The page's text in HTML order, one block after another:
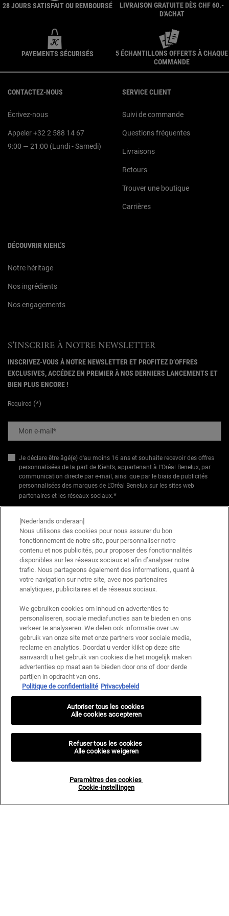
28 JOURS SATISFAIT OU REMBOURSÉ
LIVRAISON GRATUITE DÈS CHF 60.-
D'ACHAT
PAYEMENTS SÉCURISÉS
5 ÉCHANTILLONS OFFERTS À CHAQUE
COMMANDE
CONTACTEZ-NOUS
Écrivez-nous
Appeler +32 2 588 14 67
9:00 — 21:00 (Lundi - Samedi)
SERVICE CLIENT
Suivi de commande
Questions fréquentes
Livraisons
Retours
Trouver une boutique
Carrières
DÉCOUVRIR KIEHL'S
Notre héritage
Nos ingrédients
Nos engagements
S’INSCRIRE À NOTRE NEWSLETTER
INSCRIVEZ-VOUS À NOTRE NEWSLETTER ET PROFITEZ D’OFFRES
EXCLUSIVES, ACCÉDEZ EN PREMIER À NOS DERNIERS LANCEMENTS ET
BIEN PLUS ENCORE !
Required (*)
Mon e-mail*
Je déclare être âgé(e) d'au moins 16 ans et souhaite recevoir des offres
personnalisées de la part de Kiehl’s, appartenant à L’Oréal Benelux, par
communication directe par e-mail, ainsi que par le biais de publicités
personnalisées des marques de L’Oréal Benelux sur les sites web
partenaires et les réseaux sociaux.*
*Les données que vous nous fournissez seront utilisées par L'Oréal Benelux
pour gérer votre compte. Elles seront également utilisées, avec votre
consentement ci-dessus, pour enrichir votre profil et vous proposer des offres
personnalisées par communication directe de la part de Kiehl's, ainsi que par
le biais de publicités de ses différentes marques sur les sites web et les
réseaux sociaux partenaires, et pour mesurer la performance de nos activités
marketing. Vous pouvez rétracter votre consentement à tout moment via le
lien de désabonnement présent dans nos communications électroniques.
Pour en savoir plus sur le traitement de vos données et vos droits, consultez
* Offre de bienvenue valable pour une première commande. Non cumulable
avec d'autres offres ou promotions en cours, mais cumulable avec les offres
'Cadeau avec achat' . Utilisation limitée à une seule fois par client. Non
applicable sur les éditions limitées & ensembles.
Ce site est protégé par Cloudflare et la politique de confidentialité et les conditions
dutilisation sappliquent.
14, rue Royale - 75008 Paris France
[Nederlands onderaan]
Nous utilisons des cookies pour nous assurer du bon
fonctionnement de notre site, pour personnaliser notre
contenu et nos publicités, pour proposer des fonctionnalités
disponibles sur les réseaux sociaux et afin d’analyser notre
trafic. Nous partageons également des informations, quant à
votre navigation sur notre site, avec nos partenaires
analytiques, publicitaires et de réseaux sociaux.
We gebruiken cookies om inhoud en advertenties te
personaliseren, sociale mediafuncties aan te bieden en ons
verkeer te analyseren. We delen ook informatie over uw
gebruik van onze site met onze partners voor sociale media,
reclame en analytics. Doordat u verder klikt op deze site
aanvaardt u het gebruik van cookies die het mogelijk maken
advertenties op maat aan te bieden door ons of door derde
partijen in opdracht van ons.
Politique de confidentialité Privacybeleid
Paramètres des cookies
Cookie-instellingen
Refuser tous les cookies
Alle cookies weigeren
Autoriser tous les cookies
Alle cookies accepteren